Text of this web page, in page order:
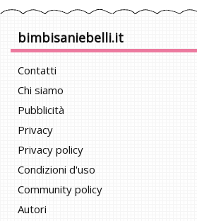
bimbisaniebelli.it
Contatti
Chi siamo
Pubblicità
Privacy
Privacy policy
Condizioni d'uso
Community policy
Autori